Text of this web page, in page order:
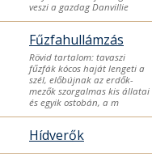
veszi a gazdag Danvillie
Fűzfahullámzás
Rövid tartalom: tavaszi
fűzfák kócos haját lengeti a
szél, előbújnak az erdők-
mezők szorgalmas kis állatai
és egyik ostobán, a m
Hídverők